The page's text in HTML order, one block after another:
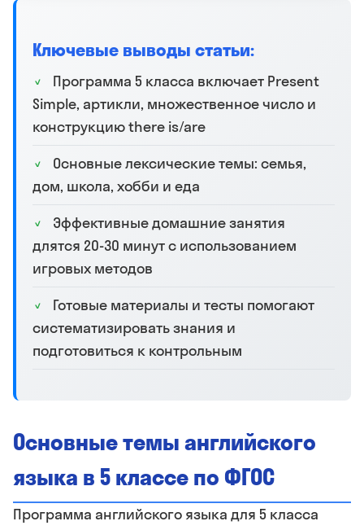
Ключевые выводы статьи:
Программа 5 класса включает Present
Simple, артикли, множественное число и
конструкцию there is/are
Основные лексические темы: семья,
дом, школа, хобби и еда
Эффективные домашние занятия
длятся 20-30 минут с использованием
игровых методов
Готовые материалы и тесты помогают
систематизировать знания и
подготовиться к контрольным
Основные темы английского
языка в 5 классе по ФГОС
Программа английского языка для 5 класса